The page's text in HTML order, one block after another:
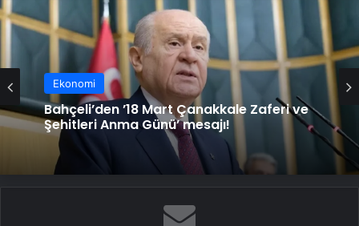
Ekonomi
Bahçeli’den ’18 Mart Çanakkale Zaferi ve
Şehitleri Anma Günü’ mesajı!